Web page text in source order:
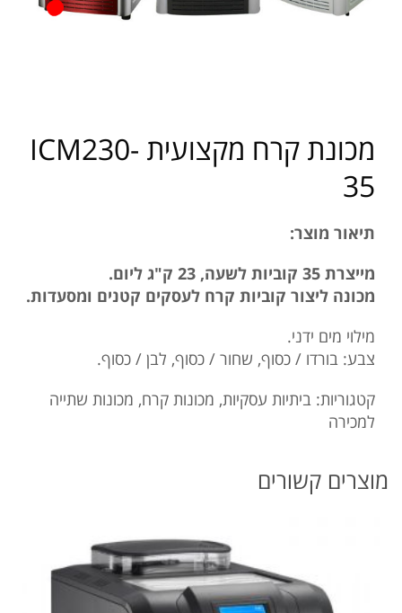
מכונת קרח מקצועית ICM230-
35
תיאור מוצר:
מייצרת 35 קוביות לשעה, 23 ק"ג ליום.
מכונה ליצור קוביות קרח לעסקים קטנים ומסעדות.
מילוי מים ידני.
צבע: בורדו / כסוף, שחור / כסוף, לבן / כסוף.
קטגוריות: ביתיות עסקיות, מכונות קרח, מכונות שתייה
למכירה
מוצרים קשורים